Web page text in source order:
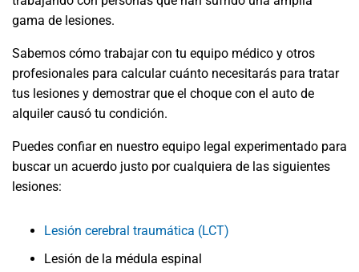
gama de lesiones.
Sabemos cómo trabajar con tu equipo médico y otros
profesionales para calcular cuánto necesitarás para tratar
tus lesiones y demostrar que el choque con el auto de
alquiler causó tu condición.
Puedes confiar en nuestro equipo legal experimentado para
buscar un acuerdo justo por cualquiera de las siguientes
lesiones:
Lesión cerebral traumática (LCT)
Lesión de la médula espinal